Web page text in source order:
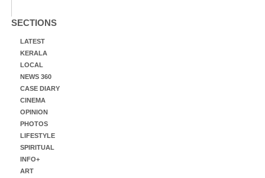
SECTIONS
LATEST
KERALA
LOCAL
NEWS 360
CASE DIARY
CINEMA
OPINION
PHOTOS
LIFESTYLE
SPIRITUAL
INFO+
ART